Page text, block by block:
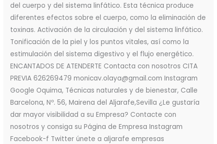
del cuerpo y del sistema linfático. Esta técnica produce
diferentes efectos sobre el cuerpo, como la eliminación de
toxinas. Activación de la circulación y del sistema linfático.
Tonificación de la piel y los puntos vitales, así como la
estimulación del sistema digestivo y el flujo energético.
ENCANTADOS DE ATENDERTE Contacta con nosotros CITA
PREVIA 626269479 monicav.olaya@gmail.com Instagram
Google Oquima, Técnicas naturales y de bienestar, Calle
Barcelona, Nº. 56, Mairena del Aljarafe,Sevilla ¿Le gustaría
dar mayor visibilidad a su Empresa? Contacte con
nosotros y consiga su Página de Empresa Instagram
Facebook-f Twitter únete a aljarafe empresas